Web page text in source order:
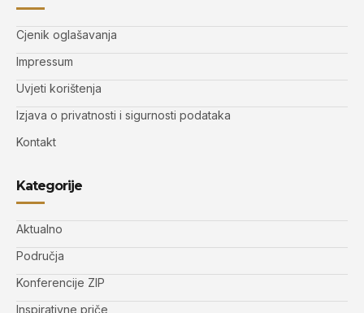
Cjenik oglašavanja
Impressum
Uvjeti korištenja
Izjava o privatnosti i sigurnosti podataka
Kontakt
Kategorije
Aktualno
Područja
Konferencije ZIP
Inspirativne priče